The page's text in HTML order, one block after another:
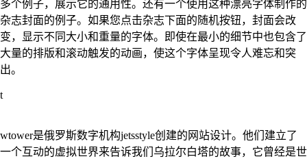
多个例子，展示它的通用性。还有一个使用这种漂亮字体制作的
杂志封面的例子。如果您点击杂志下面的随机按钮，封面会改
变，显示不同大小和重量的字体。即使在最小的细节中也包含了
大量的排版和滚动触发的动画，使这个字体呈现令人难忘和突
出。
t
wtower是俄罗斯数字机构jetsstyle创建的网站设计。他们建立了
一个互动的虚拟世界来告诉我们乌拉尔白塔的故事，它曾经是世